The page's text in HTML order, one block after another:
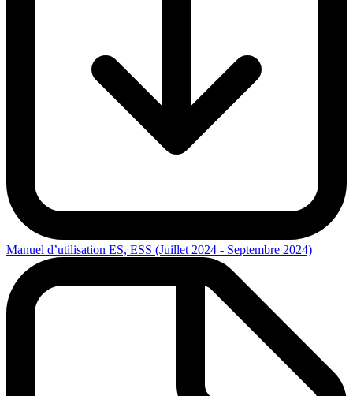
Manuel d’utilisation ES, ESS (Juillet 2024 - Septembre 2024)